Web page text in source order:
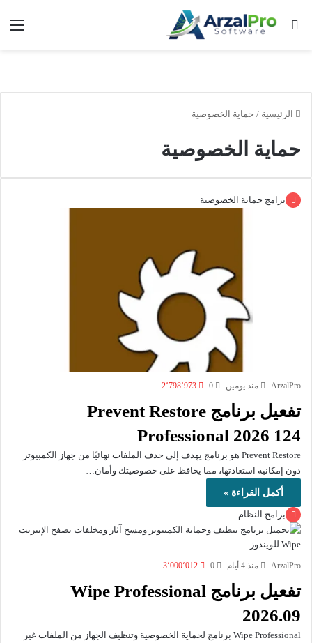
بحث عن
الرئيسية / حماية الخصوصية
حماية الخصوصية
برامج حماية الخصوصية
ArzalPro منذ يومين 0 2٬798٬973
تفعيل برنامج Prevent Restore
Professional 2026 124
Prevent Restore هو برنامج يهدف إلى حذف الملفات نهائيًا من جهاز الكمبيوتر
دون إمكانية استعادتها، مما يحافظ على خصوصيتك وأمان…
أكمل القراءة »
برامج النظام
ArzalPro منذ 4 أيام 0 3٬000٬012
تفعيل برنامج Wipe Professional
2026.09
Wipe Professional برنامج لحماية الخصوصية وتنظيف الجهاز من الملفات غير